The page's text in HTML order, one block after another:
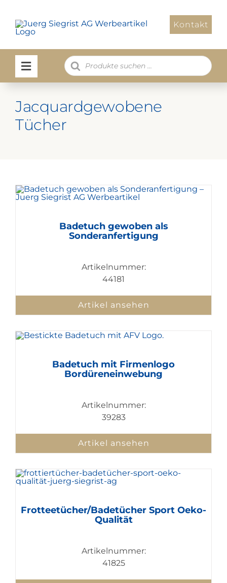
Inhalt
springen
Kontakt
Products
search
Jacquardgewobene
Tücher
Badetuch gewoben als
Sonderanfertigung
Artikelnummer:
44181
Artikel ansehen
Badetuch mit Firmenlogo
Bordüreneinwebung
Artikelnummer:
39283
Artikel ansehen
Frotteetücher/Badetücher Sport Oeko-
Qualität
Artikelnummer:
41825